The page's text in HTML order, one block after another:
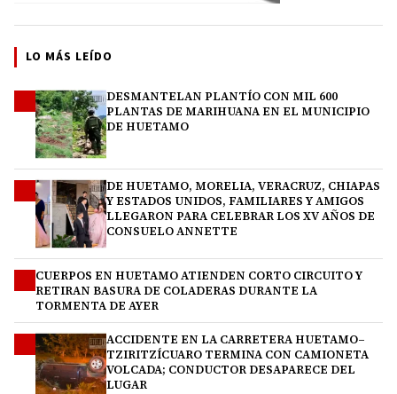
LO MÁS LEÍDO
DESMANTELAN PLANTÍO CON MIL 600
PLANTAS DE MARIHUANA EN EL MUNICIPIO
DE HUETAMO
DE HUETAMO, MORELIA, VERACRUZ, CHIAPAS
Y ESTADOS UNIDOS, FAMILIARES Y AMIGOS
LLEGARON PARA CELEBRAR LOS XV AÑOS DE
CONSUELO ANNETTE
CUERPOS EN HUETAMO ATIENDEN CORTO CIRCUITO Y
RETIRAN BASURA DE COLADERAS DURANTE LA
TORMENTA DE AYER
ACCIDENTE EN LA CARRETERA HUETAMO–
TZIRITZÍCUARO TERMINA CON CAMIONETA
VOLCADA; CONDUCTOR DESAPARECE DEL
LUGAR